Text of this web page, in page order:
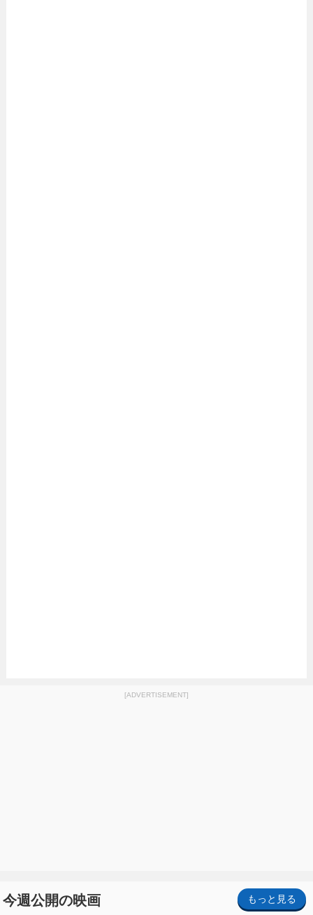
[ADVERTISEMENT]
今週公開の映画 もっと見る